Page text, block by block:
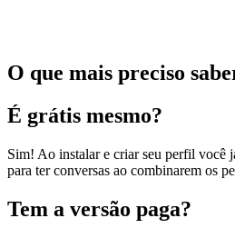
O que mais preciso
É grátis mesmo?
Sim! Ao instalar e criar seu perfil você
para ter conversas ao combinarem os
Tem a versão paga?